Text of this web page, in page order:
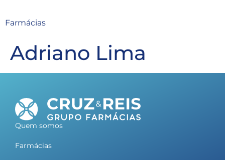
Farmácias
Adriano Lima
Quem somos
Farmácias